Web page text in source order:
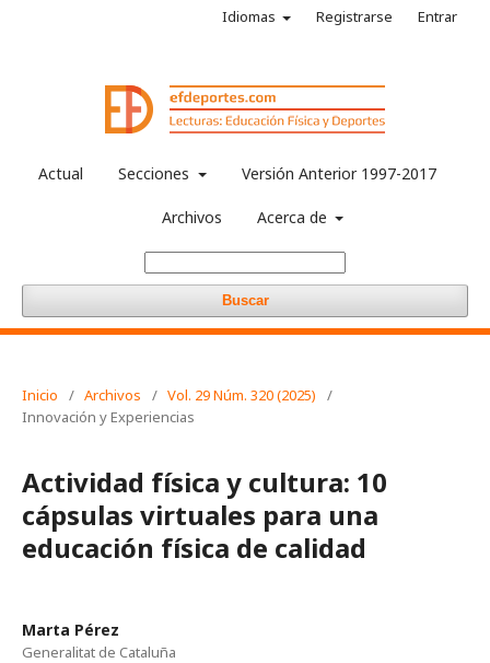
Actual Secciones Versión Anterior 1997-2017
Archivos Acerca de
Buscar
Idiomas Registrarse Entrar
Inicio / Archivos / Vol. 29 Núm. 320 (2025)
/
Innovación y Experiencias
Actividad física y cultura: 10
cápsulas virtuales para una
educación física de calidad
Marta Pérez
Generalitat de Cataluña